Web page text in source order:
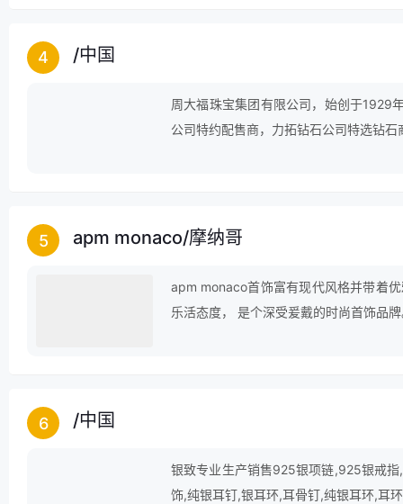
4 /中国
周大福珠宝集团有限公司，始创于1929
公司特约配售商，力拓钻石公司特选钻
5 apm monaco/摩纳哥
apm monaco首饰富有现代风格并带着
乐活态度， 是个深受爰戴的时尚首饰品
6 /中国
银致专业生产销售925银项链,925银戒
饰,纯银耳钉,银耳环,耳骨钉,纯银耳环,耳